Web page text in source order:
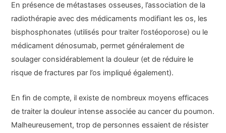
En présence de métastases osseuses, l’association de la
radiothérapie avec des médicaments modifiant les os, les
bisphosphonates (utilisés pour traiter l’ostéoporose) ou le
médicament dénosumab, permet généralement de
soulager considérablement la douleur (et de réduire le
risque de fractures par l’os impliqué également).
En fin de compte, il existe de nombreux moyens efficaces
de traiter la douleur intense associée au cancer du poumon.
Malheureusement, trop de personnes essaient de résister